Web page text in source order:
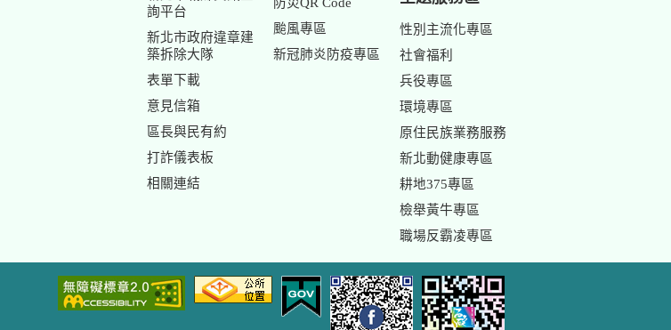
詢平台
新北市政府違章建
築拆除大隊
表單下載
意見信箱
區長與民有約
打詐儀表板
相關連結
颱風專區
新冠肺炎防疫專區
性別主流化專區
社會福利
兵役專區
環境專區
原住民族業務服務
新北動健康專區
耕地375專區
檢舉黃牛專區
職場反霸凌專區